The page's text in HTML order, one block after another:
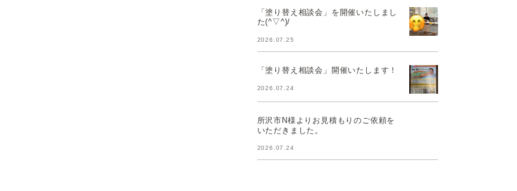
「塗り替え相談会」を開催いたしまし
た(^▽^)/
2026.07.25
「塗り替え相談会」開催いたします！
2026.07.24
所沢市N様よりお見積もりのご依頼を
いただきました。
2026.07.24